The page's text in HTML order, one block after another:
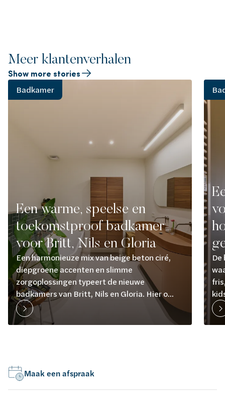
Meer klantenverhalen
Show more stories
Badkamer
Een warme, speelse en
toekomstproof badkamer
voor Britt, Nils en Gloria
Een harmonieuze mix van beige beton ciré,
diepgroene accenten en slimme
zorgoplossingen typeert de nieuwe
badkamers van Britt, Nils en Gloria. Hier o...
De
Maak een afspraak